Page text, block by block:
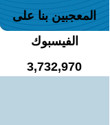
المعجبين بنا على
الفيسبوك
3,732,970